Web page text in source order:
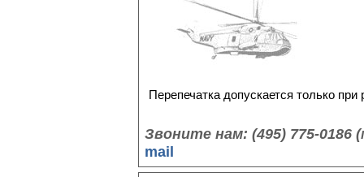
Перепечатка допускается только
Звоните нам: (495) 775-
mail